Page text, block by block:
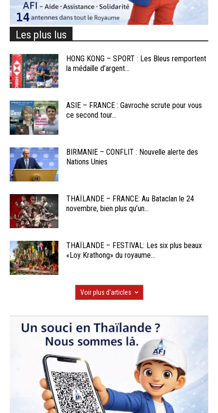
Les plus lus
HONG KONG – SPORT : Les Bleus remportent
la médaille d’argent...
ASIE – FRANCE : Gavroche scrute pour vous
ce second tour...
BIRMANIE – CONFLIT : Nouvelle alerte des
Nations Unies
THAÏLANDE – FRANCE: Au Bataclan le 24
novembre, bien plus qu’un...
THAÏLANDE – FESTIVAL: Les six plus beaux
«Loy Krathong» du royaume...
Voir plus d'articles